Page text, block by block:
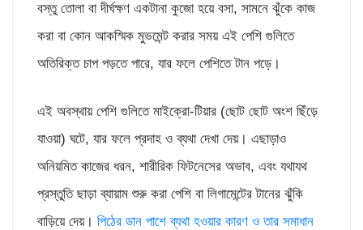
বস্তু তোলা বা দীর্ঘক্ষণ একটানা কুজো হয়ে বসা, সামনে ঝুঁকে কাজ
করা বা কোন আকস্মিক মুভমেন্ট করার সময় এই পেশি গুলিতে
অতিরিক্ত চাপ পড়তে পারে, যার ফলে পেশিতে টান পড়ে।
এই অবস্থায় পেশি গুলিতে মাইক্রো-টিয়ার (ছোট ছোট অংশ ছিঁড়ে
যাওয়া) ঘটে, যার ফলে প্রদাহ ও ব্যথা দেখা দেয়। এছাড়াও
অনিয়মিত কাজের ধরন, শারীরিক ফিটনেসের অভাব, এবং যথাযথ
প্রস্তুতি ছাড়া ব্যায়াম শুরু করা পেশি বা লিগামেন্টের টানের ঝুঁকি
বাড়িয়ে দেয়। পিঠের ডান পাশে ব্যথা হওয়ার কারণ ও তার সমাধান